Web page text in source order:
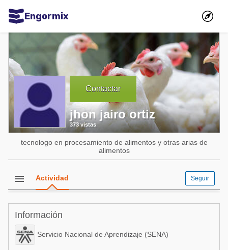
Engormix
Comunidades en español
Agricultura
Balanceados - Piensos
Avicultura
Ganadería
Lechería
Micotoxinas
Comunidades en inglés
Acuacultura
Comunidades en portugués
Contactar
jhon jairo ortiz
373 vistas
tecnologo en procesamiento de alimentos y otras arias de
alimentos
menu Actividad Seguir
Información
Servicio Nacional de Aprendizaje (SENA)